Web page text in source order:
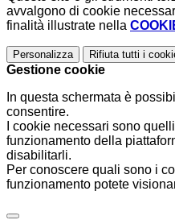
avvalgono di cookie
finalità illustrate nella
Personalizza Rifiuta tutti i
Gestione cookie
In questa schermata è
consentire.
I cookie necessari sono
funzionamento della
disabilitarli.
Per conoscere quali sono i
funzionamento potete